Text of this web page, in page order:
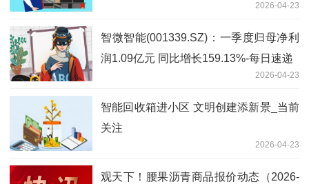
2026-04-23
智微智能(001339.SZ)：一季度归母净利
润1.09亿元 同比增长159.13%-每日速递
2026-04-23
智能回收箱进小区 文明创建添新景_当前
关注
2026-04-23
观天下！腰果沥青商品报价动态（2026-